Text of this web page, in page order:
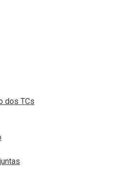
dos TCs